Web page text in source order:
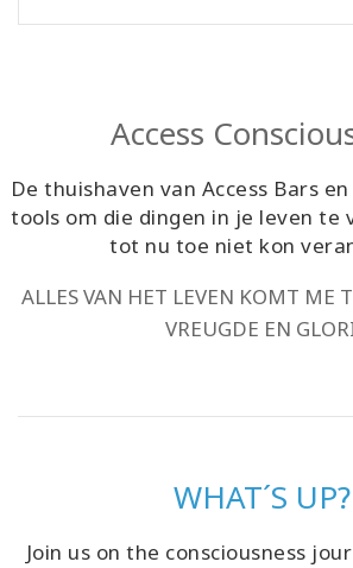
CONTACT
ZOEKEN
Access
De thuishaven van Access Bars
tools om die dingen in je leven te
tot nu toe niet kon
ALLES VAN HET LEVEN KOMT ME
VREUGDE EN
WHAT´S UP?
Join us on the consciousness